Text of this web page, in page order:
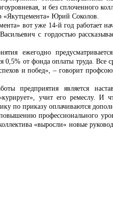
и без сплоченного
«Якутцемента» Юрий Соколов.
вот уже 14-й год работает
с гордостью
ежегодно
0,5% от фонда оплаты труда. Все
и побед», – говорит
предприятия является
учит его ремеслу. И
по приказу оплачиваются
профессионального
«выросли» новые